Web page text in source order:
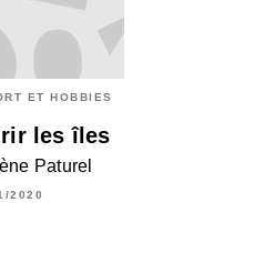
ET HOBBIES
les îles
Paturel
2020